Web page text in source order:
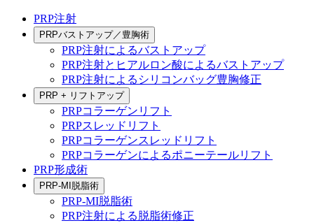
PRP注射
PRPバストアップ／豊胸術
PRP注射によるバストアップ
PRP注射とヒアルロン酸によるバストアップ
PRP注射によるシリコンバッグ豊胸修正
PRP + リフトアップ
PRPコラーゲンリフト
PRPスレッドリフト
PRPコラーゲンスレッドリフト
PRPコラーゲンによるポニーテールリフト
PRP形成術
PRP-MI脱脂術
PRP-MI脱脂術
PRP注射による脱脂術修正